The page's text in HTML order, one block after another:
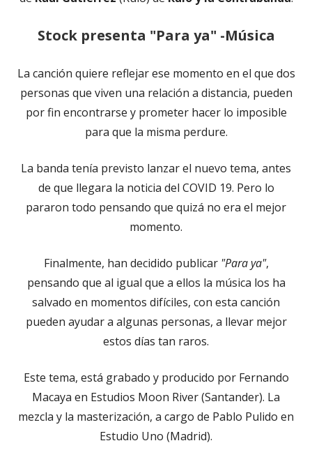
Stock presenta "Para ya" -Música
La canción quiere reflejar ese momento en el que dos
personas que viven una relación a distancia, pueden
por fin encontrarse y prometer hacer lo imposible
para que la misma perdure.
La banda tenía previsto lanzar el nuevo tema, antes
de que llegara la noticia del COVID 19. Pero lo
pararon todo pensando que quizá no era el mejor
momento.
Finalmente, han decidido publicar "Para ya",
pensando que al igual que a ellos la música los ha
salvado en momentos difíciles, con esta canción
pueden ayudar a algunas personas, a llevar mejor
estos días tan raros.
Este tema, está grabado y producido por Fernando
Macaya en Estudios Moon River (Santander). La
mezcla y la masterización, a cargo de Pablo Pulido en
Estudio Uno (Madrid).